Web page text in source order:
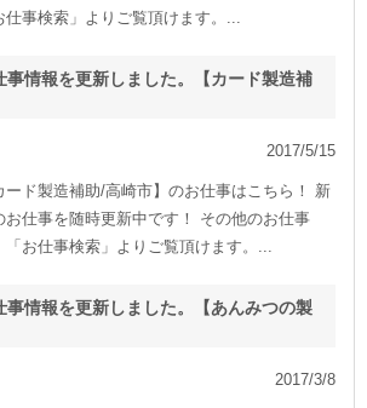
仕事検索」よりご覧頂けます。...
事情報を更新しました。【カード製造補
2017/5/15
ード製造補助/高崎市】のお仕事はこちら！ 新
お仕事を随時更新中です！ その他のお仕事
「お仕事検索」よりご覧頂けます。...
事情報を更新しました。【あんみつの製
2017/3/8